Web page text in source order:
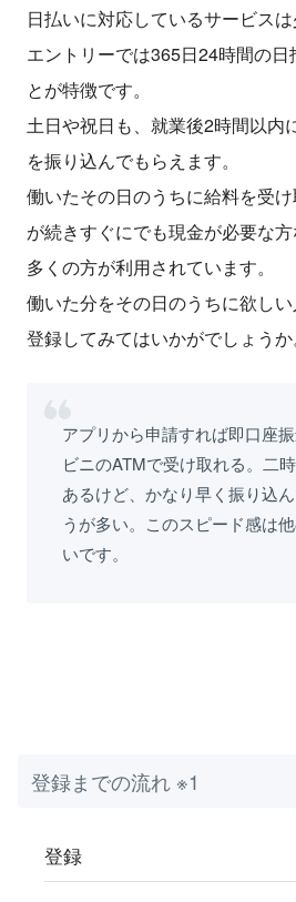
日払いに対応しているサービスは
エントリーでは365日24時間の日
とが特徴です。
土日や祝日も、就業後2時間以内
を振り込んでもらえます。
働いたその日のうちに給料を受
が続きすぐにでも現金が必要な方
多くの方が利用されています。
働いた分をその日のうちに欲し
登録してみてはいかがでしょうか
アプリから申請すれば即口座
ビニのATMで受け取れる。二
あるけど、かなり早く振り込
うが多い。このスピード感は
いです。
登録までの流れ ※1
登録